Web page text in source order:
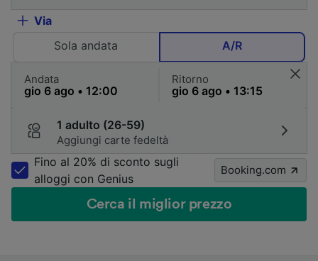
Via
Sola andata
A/R
Andata Ritorno
1 adulto (26-59)
Aggiungi carte fedeltà
Fino al 20% di sconto sugli
alloggi con Genius
Booking.com
Cerca il miglior prezzo